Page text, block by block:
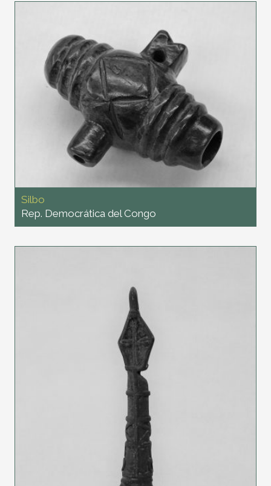
Silbo
Rep. Democrática del Congo